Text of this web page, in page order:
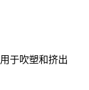
于吹塑和挤出